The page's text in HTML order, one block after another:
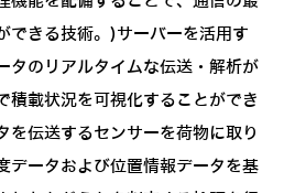
できる技術。)サーバーを活用す
タのリアルタイムな伝送・解析が
積載状況を可視化することができ
を伝送するセンサーを荷物に取り
データおよび位置情報データを基